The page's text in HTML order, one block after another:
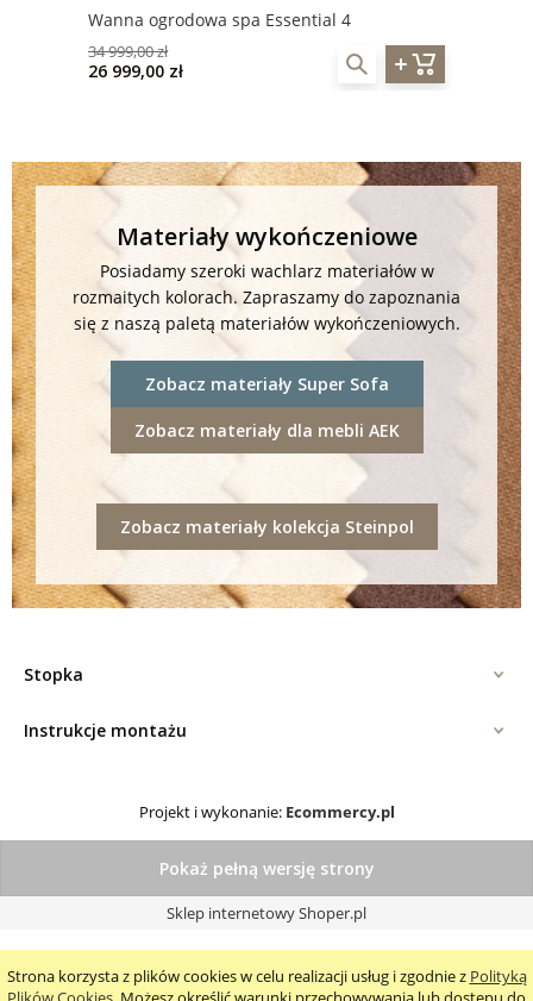
Strona korzysta z plików cookies w celu realizacji usług i zgodnie z Polityką
Wanna ogrodowa spa Essential 4
34 999,00 zł
26 999,00 zł
Materiały wykończeniowe
Posiadamy szeroki wachlarz materiałów w
rozmaitych kolorach. Zapraszamy do zapoznania
się z naszą paletą materiałów wykończeniowych.
Zobacz materiały Super Sofa
Zobacz materiały dla mebli AEK
Zobacz materiały kolekcja Steinpol
Stopka
Instrukcje montażu
Projekt i wykonanie: Ecommercy.pl
Pokaż pełną wersję strony
Sklep internetowy Shoper.pl